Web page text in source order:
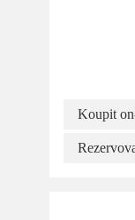
Koupit